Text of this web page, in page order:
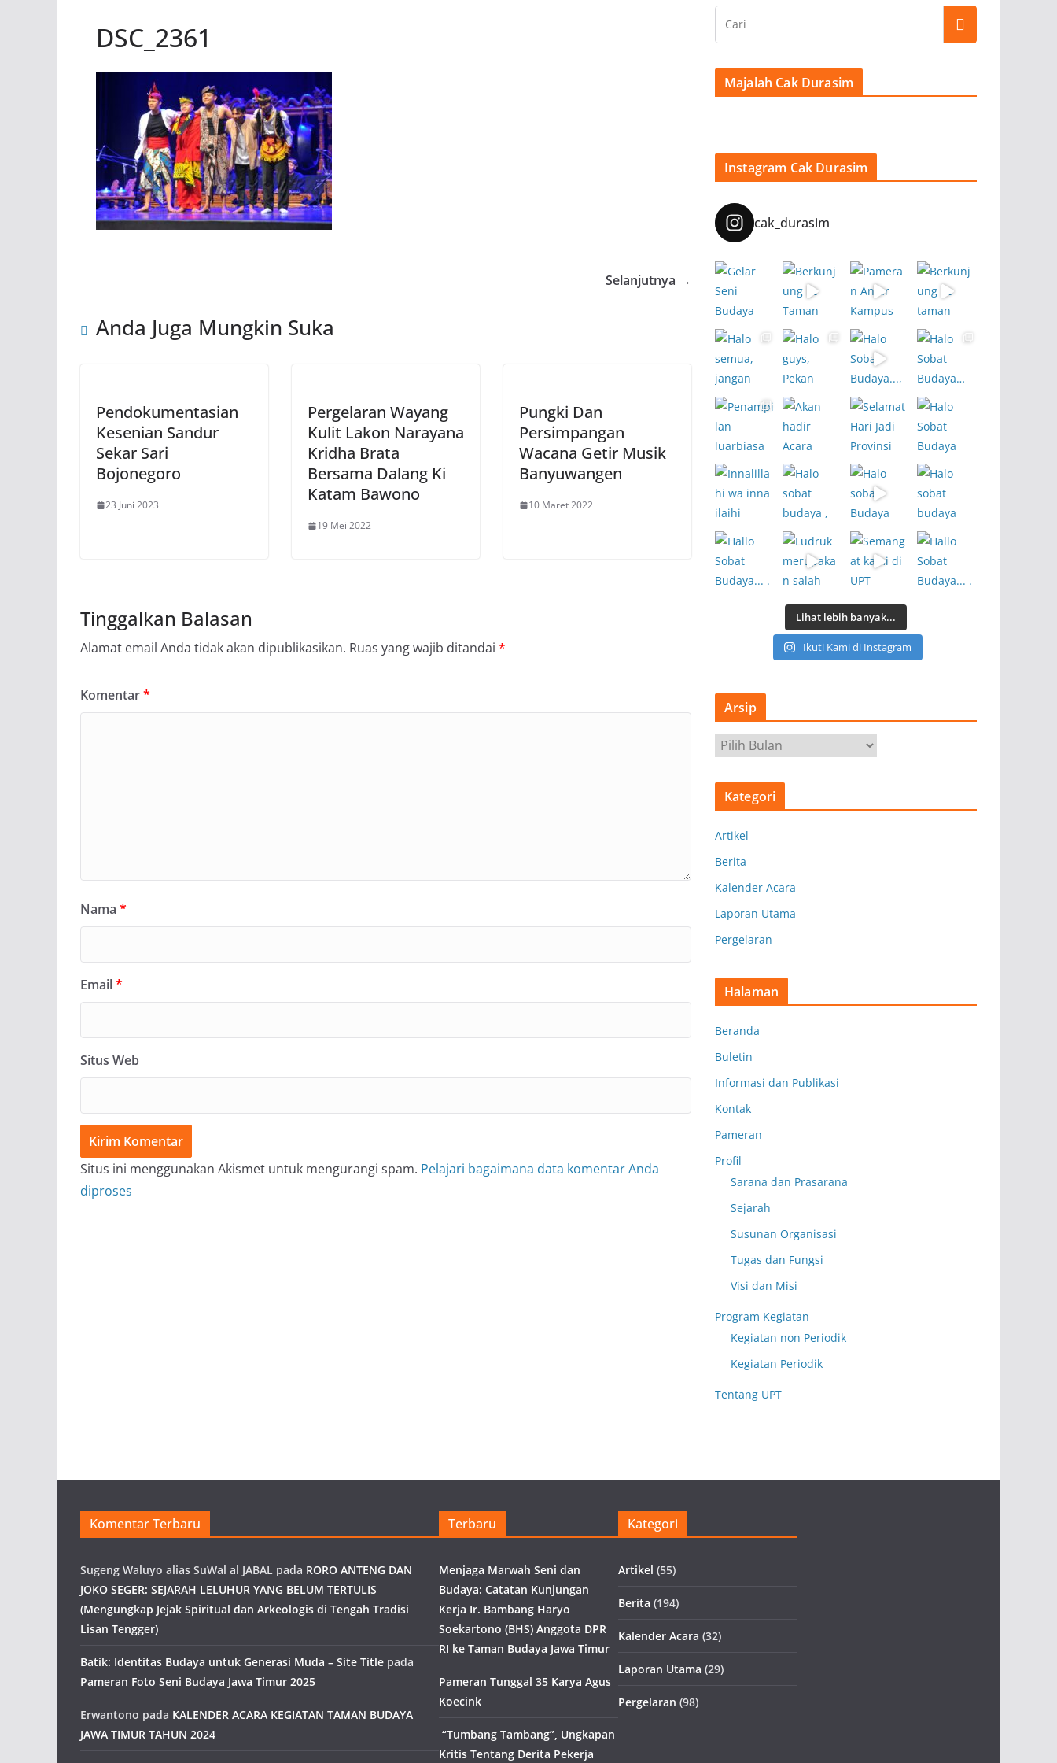
DSC_2361
Selanjutnya →
Anda Juga Mungkin Suka
Pendokumentasian
Kesenian Sandur
Sekar Sari
Bojonegoro
23 Juni 2023
Pergelaran Wayang
Kulit Lakon Narayana
Kridha Brata
Bersama Dalang Ki
Katam Bawono
19 Mei 2022
Pungki Dan
Persimpangan
Wacana Getir Musik
Banyuwangen
10 Maret 2022
Tinggalkan Balasan
Alamat email Anda tidak akan dipublikasikan. Ruas yang wajib ditandai *
Komentar*
Nama *
Email*
Situs Web
Situs ini menggunakan Akismet untuk mengurangi spam. Pelajari bagaimana data komentar Anda
diproses
Majalah Cak Durasim
Instagram Cak Durasim
cak_durasim
Lihat lebih banyak...
Ikuti Kami di Instagram
Arsip
r
s
Kategori
Artikel
Berita
Kalender Acara
Laporan Utama
Pergelaran
Halaman
Beranda
Buletin
Informasi dan Publikasi
Kontak
Pameran
Profil
Sarana dan Prasarana
Sejarah
Susunan Organisasi
Tugas dan Fungsi
Visi dan Misi
Program Kegiatan
Kegiatan non Periodik
Kegiatan Periodik
Tentang UPT
Komentar Terbaru
Sugeng Waluyo alias SuWal al JABAL pada RORO ANTENG DAN
JOKO SEGER: SEJARAH LELUHUR YANG BELUM TERTULIS
(Mengungkap Jejak Spiritual dan Arkeologis di Tengah Tradisi
Lisan Tengger)
Batik: Identitas Budaya untuk Generasi Muda – Site Title pada
Pameran Foto Seni Budaya Jawa Timur 2025
Erwantono pada KALENDER ACARA KEGIATAN TAMAN BUDAYA
JAWA TIMUR TAHUN 2024
Terbaru
Menjaga Marwah Seni dan
Budaya: Catatan Kunjungan
Kerja Ir. Bambang Haryo
Soekartono (BHS) Anggota DPR
RI ke Taman Budaya Jawa Timur
Pameran Tunggal 35 Karya Agus
Koecink
“Tumbang Tambang”, Ungkapan
Kritis Tentang Derita Pekerja
Kategori
Artikel (55)
Berita (194)
Kalender Acara (32)
Laporan Utama (29)
Pergelaran (98)